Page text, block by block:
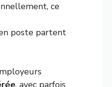
ce
poste partent
, avec parfois